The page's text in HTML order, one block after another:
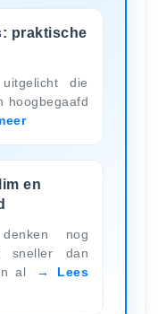
praktische
die
hoogbegaafd
en
nog
sneller dan
al
Lees